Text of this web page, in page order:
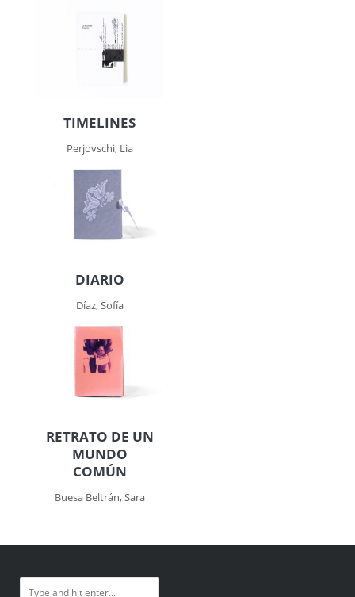
TIMELINES
Perjovschi, Lia
DIARIO
Díaz, Sofía
RETRATO DE UN
MUNDO
COMÚN
Buesa Beltrán, Sara